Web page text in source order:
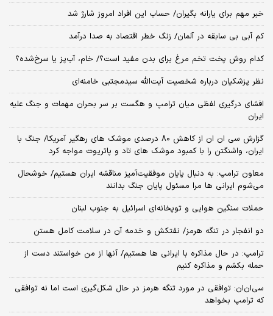
خبر مهم برای یارانه بگیران/ حساب این افراد امروز شارژ شد
کم آبی بی سابقه در آلمان/ زنگ خطر اقتصاد به صدا درآمد
کدام روش پخت تخم مرغ برای بدن مفید است؟/ خام، آب‌پز یا سرخ‌شده؟
نظر پزشکیان درباره شخصیت آیت‌الله سیدمجتبی خامنه‌ای
افشای درگیری لفظی میان ترامپ و هگست بر سر بحران مهمات و جنگ علیه
ایران
گزارش سی ان ان از کاهش ۸۰ درصدی موشک های رهگیر آمریکا/ جنگ با
ایران، واشنگتن را با کمبود موشک های تاد و پاتریوت مواجه کرد
معاون ترامپ: به دنبال پایان موفقیت‌آمیز مناقشه ایران هستیم/ خوشحال
می‌شوم ایرانی ها مرا مسئول پایان جنگ بدانند
حملات سنگین هوایی و توپخانه‌ای اسرائیل به جنوب لبنان
دو انفجار در تنگه هرمز/ نفتکش و خدمه آن در سلامت کامل هستن
ترامپ: در حال مذاکره با ایرانی ها هستیم/ آنها از من خواستند دست از
حمله بکشم و مذاکره کنیم
سی‌ان‌ان: توافقی در مورد تنگه هرمز در حال شکل‌گیری است اما نه توافقی
که ترامپ بخواهد